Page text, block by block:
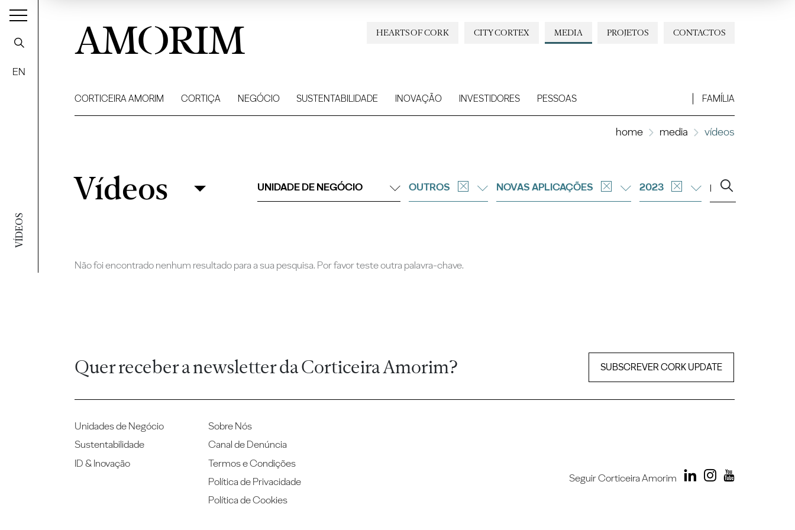
VÍDEOS
EN
AMORIM CONTACTOS
PROJETOS
MEDIA
CITY CORTEX
HEARTS OF CORK
CORTICEIRA AMORIM CORTIÇA NEGÓCIO SUSTENTABILIDADE INOVAÇÃO INVESTIDORES PESSOAS FAMÍLIA
home media vídeos
Filtrar
Vídeos UNIDADE DE NEGÓCIO OUTROS NOVAS APLICAÇÕES 2023
Não foi encontrado nenhum resultado para a sua pesquisa. Por favor teste outra palavra-chave.
Quer receber a newsletter da Corticeira Amorim? SUBSCREVER CORK UPDATE
Unidades de Negócio
Sustentabilidade
ID & Inovação
Sobre Nós
Canal de Denúncia
Termos e Condições
Política de Privacidade
Política de Cookies
Seguir Corticeira Amorim